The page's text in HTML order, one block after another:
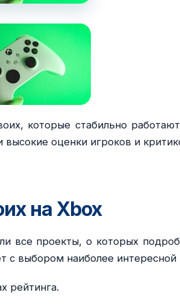
которые стабильно
оценки игроков и
на Xbox
все проекты, о которых
с выбором наиболее интересной
рейтинга.